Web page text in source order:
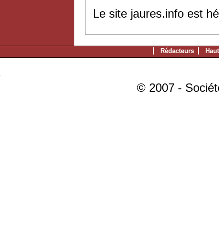
Le site jaures.info est
Rédacteurs
© 2007 -